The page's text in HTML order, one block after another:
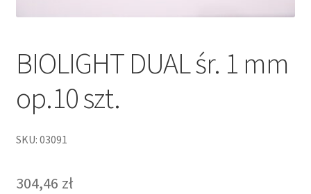
BIOLIGHT DUAL śr. 1 mm
op.10 szt.
SKU: 03091
304,46 zł